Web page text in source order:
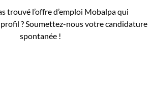
trouvé l’offre d’emploi Mobalpa qui
? Soumettez-nous votre candidature
spontanée !